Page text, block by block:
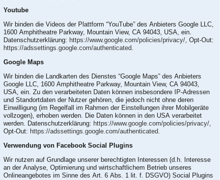
Youtube
Wir binden die Videos der Plattform “YouTube” des Anbieters Google LLC,
1600 Amphitheatre Parkway, Mountain View, CA 94043, USA, ein.
Datenschutzerklärung: https://www.google.com/policies/privacy/ , Opt-Out:
https://adssettings.google.com/authenticated
Google Maps
Wir binden die Landkarten des Dienstes “Google Maps” des Anbieters
Google LLC, 1600 Amphitheatre Parkway, Mountain View, CA 94043,
USA, ein. Zu den verarbeiteten Daten können insbesondere IP-Adressen
und Standortdaten der Nutzer gehören, die jedoch nicht ohne deren
Einwilligung (im Regelfall im Rahmen der Einstellungen ihrer Mobilgeräte
vollzogen), erhoben werden. Die Daten können in den USA verarbeitet
werden. Datenschutzerklärung: https://www.google.com/policies/privacy/
Opt-Out: https://adssettings.google.com/authenticated
Verwendung von Facebook Social Plugins
Wir nutzen auf Grundlage unserer berechtigten Interessen (d.h. Interesse
an der Analyse, Optimierung und wirtschaftlichem Betrieb unseres
Onlineangebotes im Sinne des Art. 6 Abs. 1 lit. f. DSGVO) Social Plugins